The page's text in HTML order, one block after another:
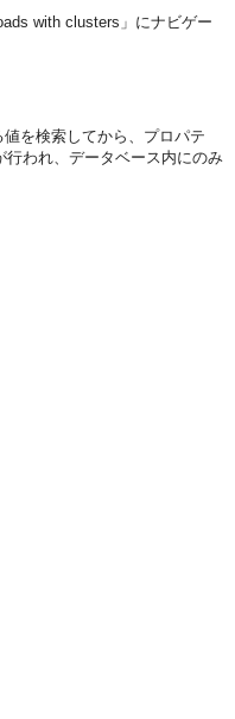
with clusters」にナビゲー
を検索してから、プロパテ
われ、データベース内にのみ